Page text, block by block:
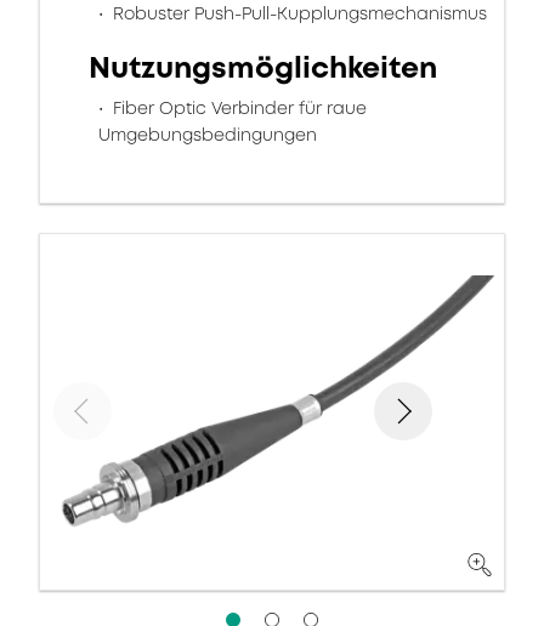
Robuster Push-Pull-Kupplungsmechanismus
Nutzungsmöglichkeiten
Fiber Optic Verbinder für raue
Umgebungsbedingungen